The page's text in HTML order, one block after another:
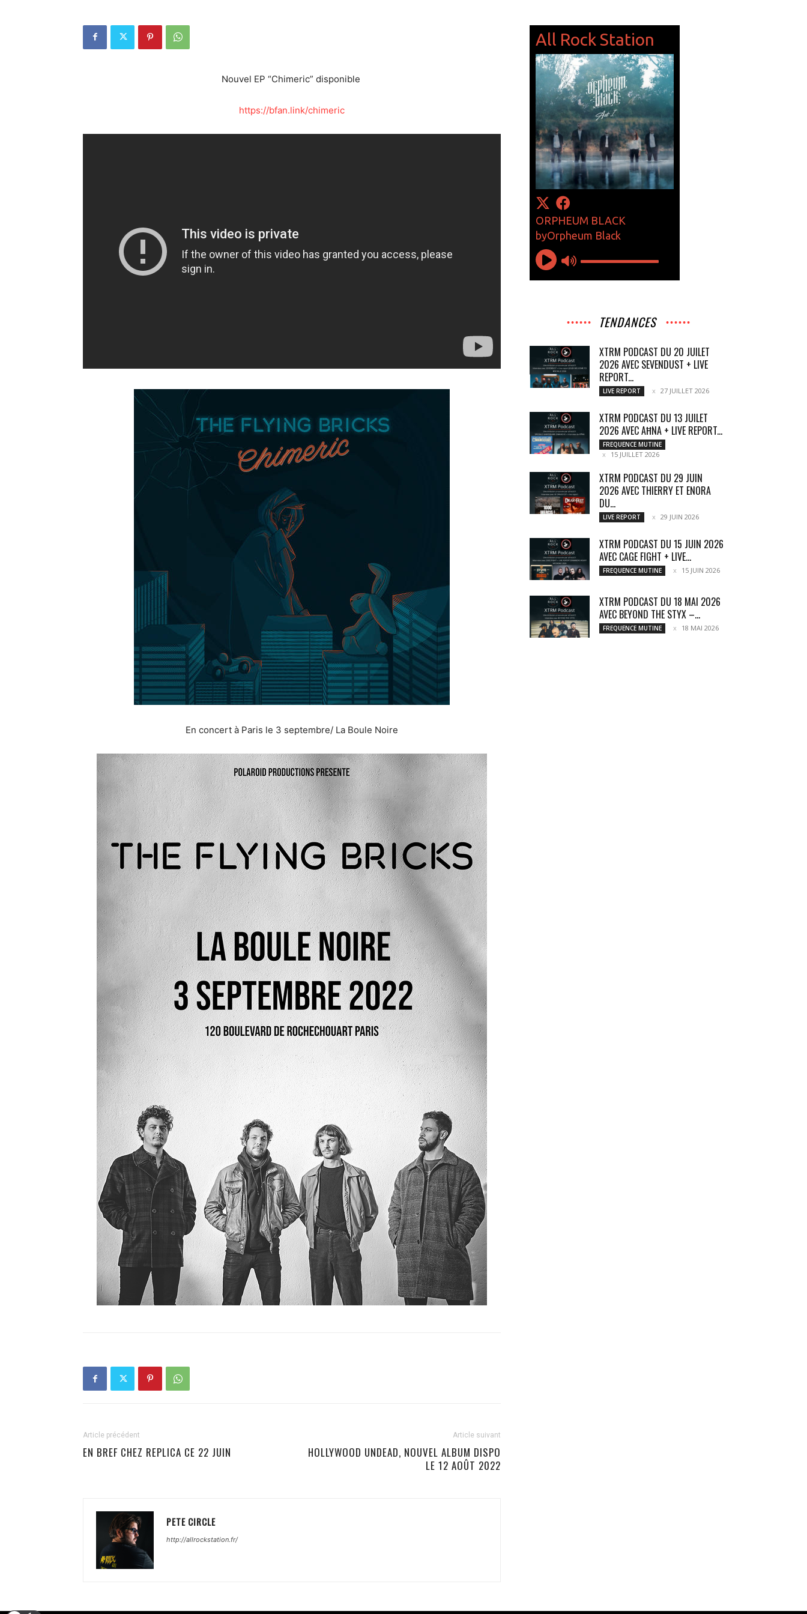
Nouvel EP “Chimeric” disponible
https://bfan.link/chimeric
En concert à Paris le 3 septembre/ La Boule Noire
Article précédent
EN BREF CHEZ REPLICA CE 22 JUIN
Article suivant
HOLLYWOOD UNDEAD, NOUVEL ALBUM DISPO
LE 12 AOÛT 2022
PETE CIRCLE
http://allrockstation.fr/
TENDANCES
XTRM PODCAST DU 20 JUILET
2026 AVEC SEVENDUST + LIVE
REPORT...
LIVE REPORT 27 JUILLET 2026
XTRM PODCAST DU 13 JUILET
2026 AVEC AĦNA + LIVE REPORT...
FREQUENCE MUTINE
15 JUILLET 2026
XTRM PODCAST DU 29 JUIN
2026 AVEC THIERRY ET ENORA
DU...
LIVE REPORT 29 JUIN 2026
XTRM PODCAST DU 15 JUIN 2026
AVEC CAGE FIGHT + LIVE...
FREQUENCE MUTINE 15 JUIN 2026
XTRM PODCAST DU 18 MAI 2026
AVEC BEYOND THE STYX –...
FREQUENCE MUTINE 18 MAI 2026